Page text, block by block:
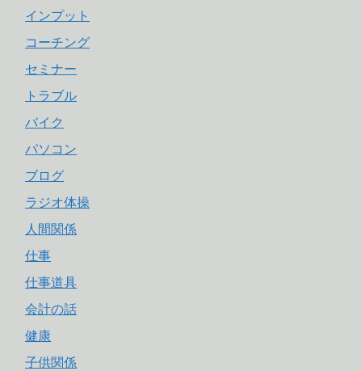
インプット
コーチング
セミナー
トラブル
バイク
パソコン
ブログ
ラジオ体操
人間関係
仕事
仕事道具
会計の話
健康
子供関係